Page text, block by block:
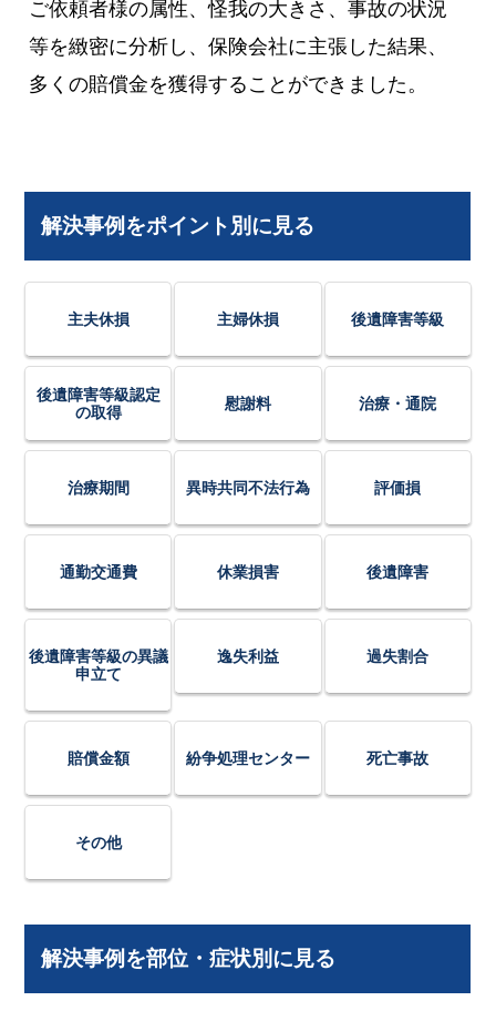
ご依頼者様の属性、怪我の大きさ、事故の状況
等を緻密に分析し、保険会社に主張した結果、
多くの賠償金を獲得することができました。
解決事例をポイント別に見る
主夫休損 主婦休損 後遺障害等級
後遺障害等級認定
の取得
慰謝料 治療・通院
治療期間 異時共同不法行為 評価損
通勤交通費 休業損害 後遺障害
後遺障害等級の異議
申立て
逸失利益 過失割合
賠償金額 紛争処理センター 死亡事故
その他
解決事例を部位・症状別に見る